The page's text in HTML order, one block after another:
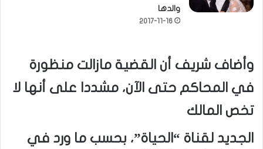
والدها
2017-11-16
وأضاف شريف أن القضية مازالت منظورة
في المحاكم حتى الآن، مشددا على أنها لا
تخص المالك
الجديد لقناة “الحياة”، بحسب ما ورد في